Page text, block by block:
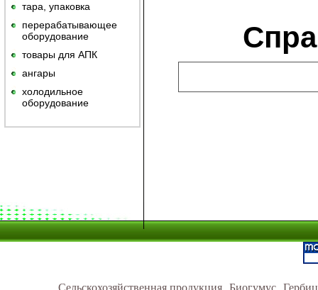
тара, упаковка
перерабатывающее
оборудование
товары для АПК
ангары
холодильное
оборудование
Сельскохозяйственная продукция Биогумус